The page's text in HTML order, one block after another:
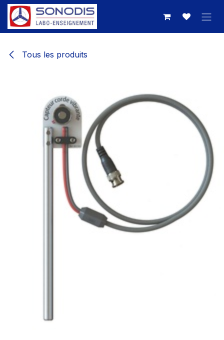
Se rendre au contenu
Tous les produits